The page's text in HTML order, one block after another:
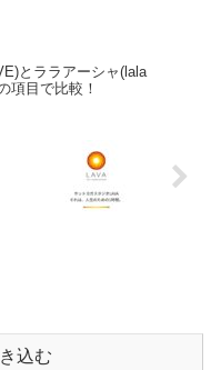
とララアーシャ(lala
項目で比較！
込む